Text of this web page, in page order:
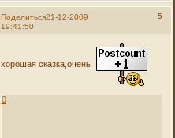
Поделиться 5
21-12-2009
19:41:50
хорошая сказка,очень
0